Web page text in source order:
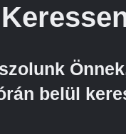
belül